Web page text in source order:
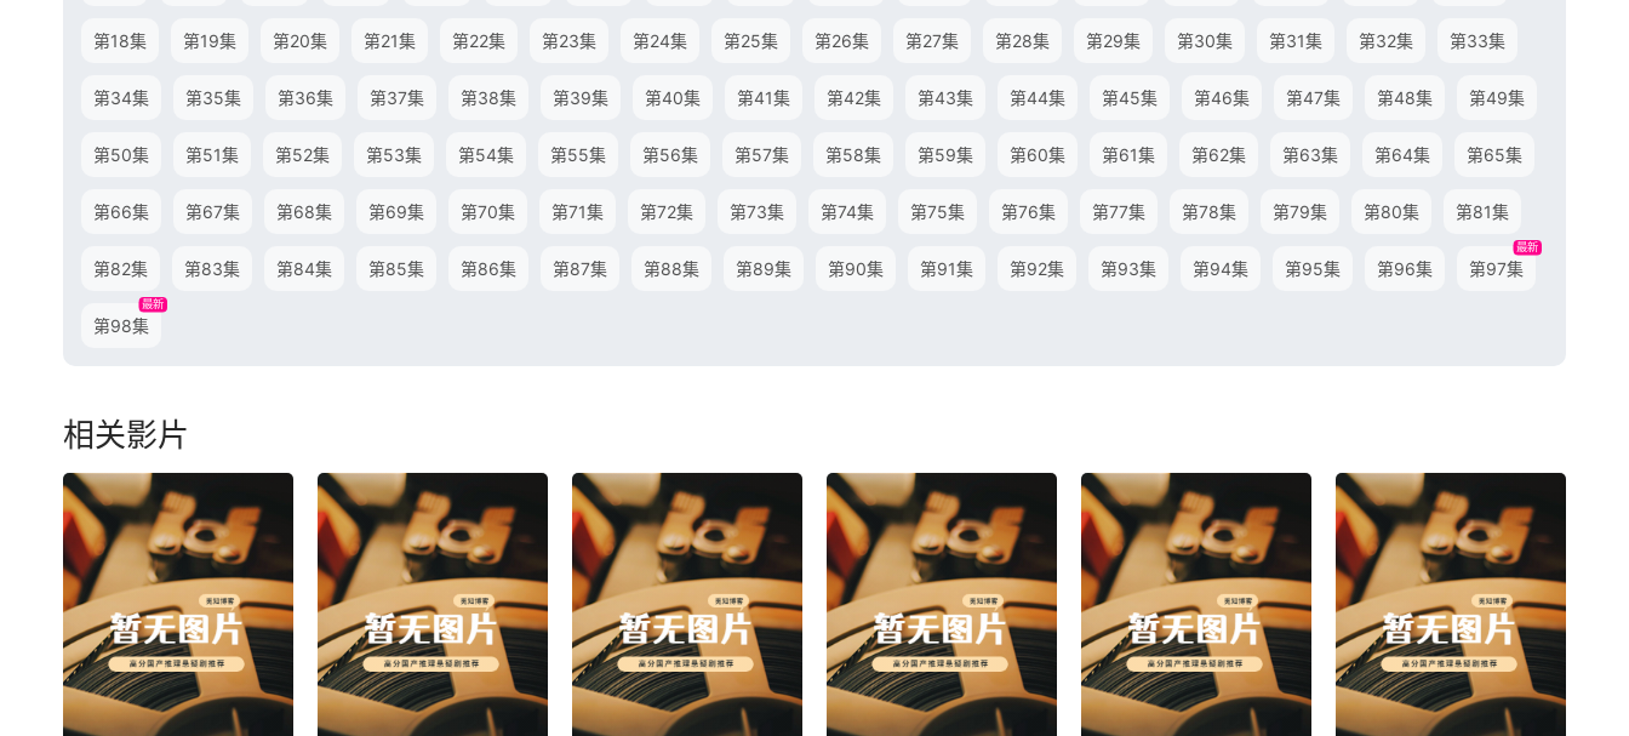
第18集 第19集 第20集 第21集 第22集 第23集 第24集 第25集 第26集 第27集 第28集 第29集 第30集 第31集 第32集 第33集
第34集 第35集 第36集 第37集 第38集 第39集 第40集 第41集 第42集 第43集 第44集 第45集 第46集 第47集 第48集 第49集
第50集 第51集 第52集 第53集 第54集 第55集 第56集 第57集 第58集 第59集 第60集 第61集 第62集 第63集 第64集 第65集
第66集 第67集 第68集 第69集 第70集 第71集 第72集 第73集 第74集 第75集 第76集 第77集 第78集 第79集 第80集 第81集
第82集 第83集 第84集 第85集 第86集 第87集 第88集 第89集 第90集 第91集 第92集 第93集 第94集 第95集 第96集 第97集
最新
第98集
最新
相关影片